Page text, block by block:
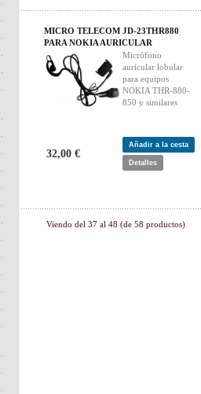
MICRO TELECOM JD-23THR880
PARA NOKIA AURICULAR
Micrófono
auricular lobular
para equipos
NOKIA THR-880-
850 y similares
32,00 €
Añadir a la cesta
Detalles
Viendo del 37 al 48 (de 58 productos)